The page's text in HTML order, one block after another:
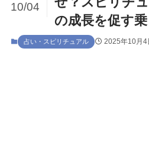
の成長を促す
10/04
占い・スピリチュアル 2025年10月4